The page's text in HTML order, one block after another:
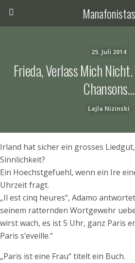
Manafonistas
25. Juli 2014
Frieda, Verlass Mich
Chansons…
Lajla Nizinski
Irland hat sicher ein grosses
Sinnlichkeit?
Ein Hoechstgefuehl, wenn ein Ire
Uhrzeit fragt.
„Il est cinq heures“, Adamo
seinem ratternden Wortgewehr
wirst wach, es ist 5 Uhr, ganz Paris
Paris s’eveille.“
„Paris ist eine Frau“ titelt ein Buch.